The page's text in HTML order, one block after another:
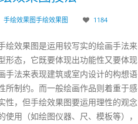
手绘效果图手绘效果图 1184
效果图是运用较写实的绘画手法来
形态，它既要体现出功能性又要体现
手法来表现建筑或室内设计的构想语
所制约。而一般绘画作品则着重于感
性，但手绘效果图要运用理性的观念
用（如绘图仪器、尺、模板等），